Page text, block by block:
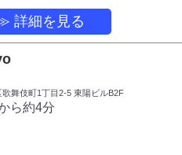
詳細を見る
舞伎町1丁目2-5 東陽ビルB2F
ら約4分